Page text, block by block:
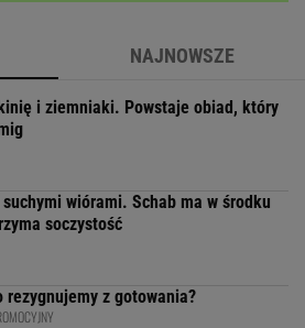
NAJNOWSZE
i ziemniaki. Powstaje obiad, który
suchymi wiórami. Schab ma w środku
soczystość
rezygnujemy z gotowania?